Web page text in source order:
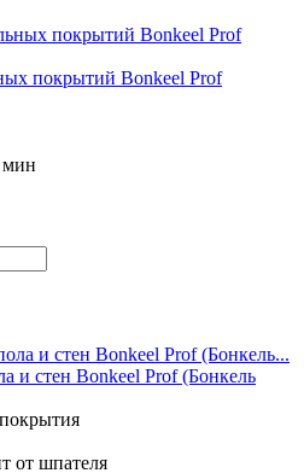
покрытий Bonkeel Prof
мин
и стен Bonkeel Prof (Бонкель
от шпателя